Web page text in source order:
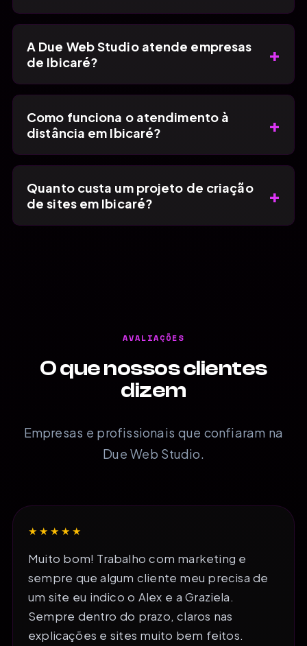
A Due Web Studio atende empresas
de Ibicaré?
+
Como funciona o atendimento à
distância em Ibicaré?
+
Quanto custa um projeto de criação
de sites em Ibicaré?
+
AVALIAÇÕES
O que nossos clientes
dizem
Empresas e profissionais que confiaram na
Due Web Studio.
★★★★★
Muito bom! Trabalho com marketing e
sempre que algum cliente meu precisa de
um site eu indico o Alex e a Graziela.
Sempre dentro do prazo, claros nas
explicações e sites muito bem feitos.